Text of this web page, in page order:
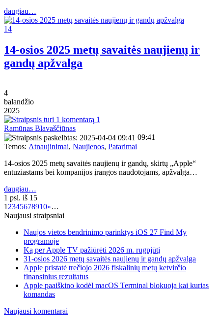
daugiau…
14
14-osios 2025 metų savaitės naujienų ir
gandų apžvalga
4
balandžio
2025
1
Ramūnas Blavaščiūnas
09:41
Temos: Atnaujinimai, Naujienos, Patarimai
14-osios 2025 metų savaitės naujienų ir gandų, skirtų „Apple“
entuziastams bei kompanijos įrangos naudotojams, apžvalga…
daugiau…
1 psl. iš 15
1 2345678910»…
Naujausi straipsniai
Naujos vietos bendrinimo parinktys iOS 27 Find My
programoje
Ką per Apple TV pažiūrėti 2026 m. rugpjūtį
31-osios 2026 metų savaitės naujienų ir gandų apžvalga
Apple pristatė trečiojo 2026 fiskalinių metų ketvirčio
finansinius rezultatus
Apple paaiškino kodėl macOS Terminal blokuoja kai kurias
komandas
Naujausi komentarai